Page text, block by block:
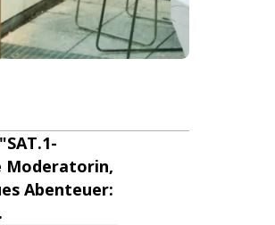
Moderatorin,
Abenteuer: